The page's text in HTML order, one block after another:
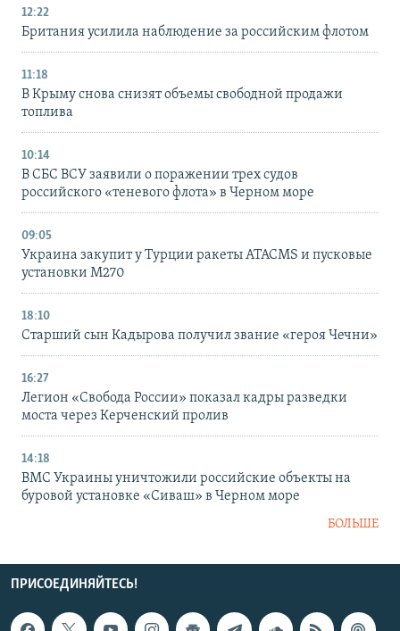
12:22
Британия усилила наблюдение за российским флотом
11:18
В Крыму снова снизят объемы свободной продажи
топлива
10:14
В СБС ВСУ заявили о поражении трех судов
российского «теневого флота» в Черном море
09:05
Украина закупит у Турции ракеты ATACMS и пусковые
установки M270
18:10
Старший сын Кадырова получил звание «героя Чечни»
16:27
Легион «Свобода России» показал кадры разведки
моста через Керченский пролив
14:18
ВМС Украины уничтожили российские объекты на
буровой установке «Сиваш» в Черном море
БОЛЬШЕ
ПРИСОЕДИНЯЙТЕСЬ!